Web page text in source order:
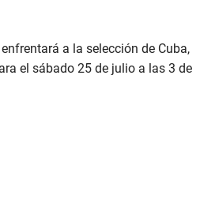
a la selección de Cuba,
el sábado 25 de julio a las 3 de